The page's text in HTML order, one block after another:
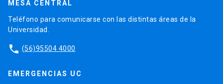
MESA CENTRAL
Teléfono para comunicarse con las distintas áreas de la
Universidad.
phone (56)95504 4000
EMERGENCIAS UC